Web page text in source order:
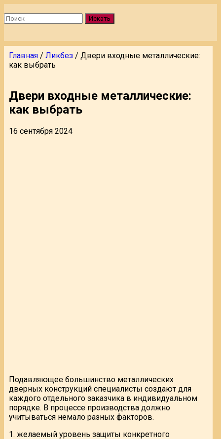
Искать
Главная / Ликбез / Двери входные металлические:
как выбрать
Двери входные металлические:
как выбрать
16 сентября 2024
Подавляющее большинство металлических
дверных конструкций специалисты создают для
каждого отдельного заказчика в индивидуальном
порядке. В процессе производства должно
учитываться немало разных факторов.
1. желаемый уровень защиты конкретного